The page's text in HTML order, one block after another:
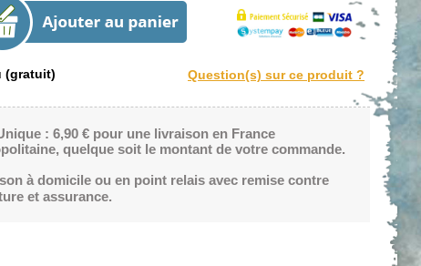
(gratuit)
: 6,90 € pour une livraison en France
quelque soit le montant de votre commande.
à domicile ou en point relais avec remise contre
et assurance.